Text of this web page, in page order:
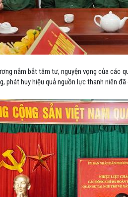
nắm bắt tâm tư, nguyện vọng của
phát huy hiệu quả nguồn lực thanh niên